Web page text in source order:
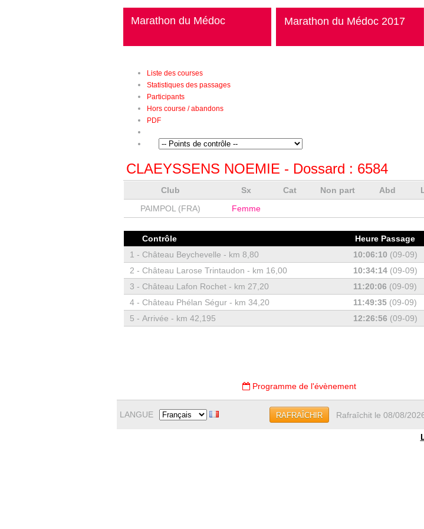
Marathon du Médoc Marathon du Médoc 2017
Liste des courses
Statistiques des passages
Participants
Hors course / abandons
PDF
CLAEYSSENS NOEMIE - Dossard : 6584
Club Sx Cat Non part Abd
PAIMPOL (FRA)
Femme
Contrôle Heure Passage
1 - Château Beychevelle - km 8,80 10:06:10 (09-09)
2 - Château Larose Trintaudon - km 16,00 10:34:14(09-09)
3 - Château Lafon Rochet - km 27,20 11:20:06 (09-09)
4 - Château Phélan Ségur - km 34,20 11:49:35 (09-09)
5 - Arrivée - km 42,195 12:26:56 (09-09)
Programme de l'évènement
LANGUE RAFRAÎCHIR Rafraîchit le 08/08/